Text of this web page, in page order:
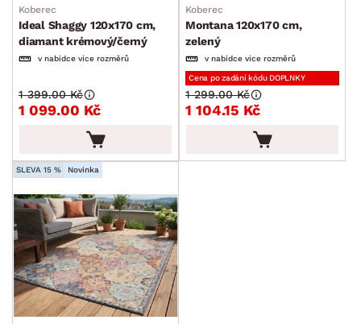
Koberec
Ideal Shaggy 120x170 cm,
diamant krémový/černý
v nabídce více rozměrů
1 099.00 Kč
1 399.00 Kč
Koberec
Montana 120x170 cm,
zelený
v nabídce více rozměrů
Cena po zadání kódu DOPLNKY
1 104.15 Kč
1 299.00 Kč
SLEVA 15 % Novinka